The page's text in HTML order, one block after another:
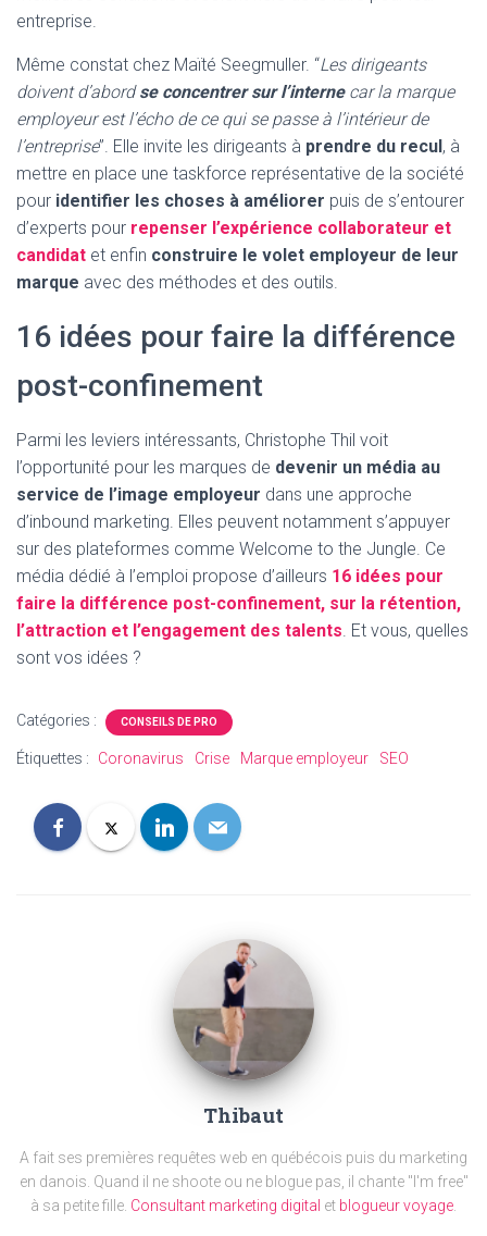
entreprise.
Même constat chez Maïté Seegmuller. “Les dirigeants
doivent d’abordse concentrer sur l’internecar la marque
employeur est l’écho de ce qui se passe à l’intérieur de
l’entreprise”. Elle invite les dirigeants à prendre du recul, à
mettre en place une taskforce représentative de la société
pour identifier les choses à améliorer puis de s’entourer
d’experts pour repenser l’expérience collaborateur et
candidat et enfin construire le volet employeur de leur
marque avec des méthodes et des outils.
16 idées pour faire la différence
post-confinement
Parmi les leviers intéressants, Christophe Thil voit
l’opportunité pour les marques de devenir un média au
service de l’image employeur dans une approche
d’inbound marketing. Elles peuvent notamment s’appuyer
sur des plateformes comme Welcome to the Jungle. Ce
média dédié à l’emploi propose d’ailleurs 16 idées pour
faire la différence post-confinement, sur la rétention,
l’attraction et l’engagement des talents. Et vous, quelles
sont vos idées ?
Catégories : CONSEILS DE PRO
Étiquettes : Coronavirus Crise Marque employeur SEO
Thibaut
A fait ses premières requêtes web en québécois puis du marketing
en danois. Quand il ne shoote ou ne blogue pas, il chante "I'm free"
à sa petite fille. Consultant marketing digital et blogueur voyage